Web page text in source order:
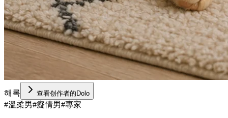
해록 查看创作者的Dolo
#溫柔男#癡情男#專家